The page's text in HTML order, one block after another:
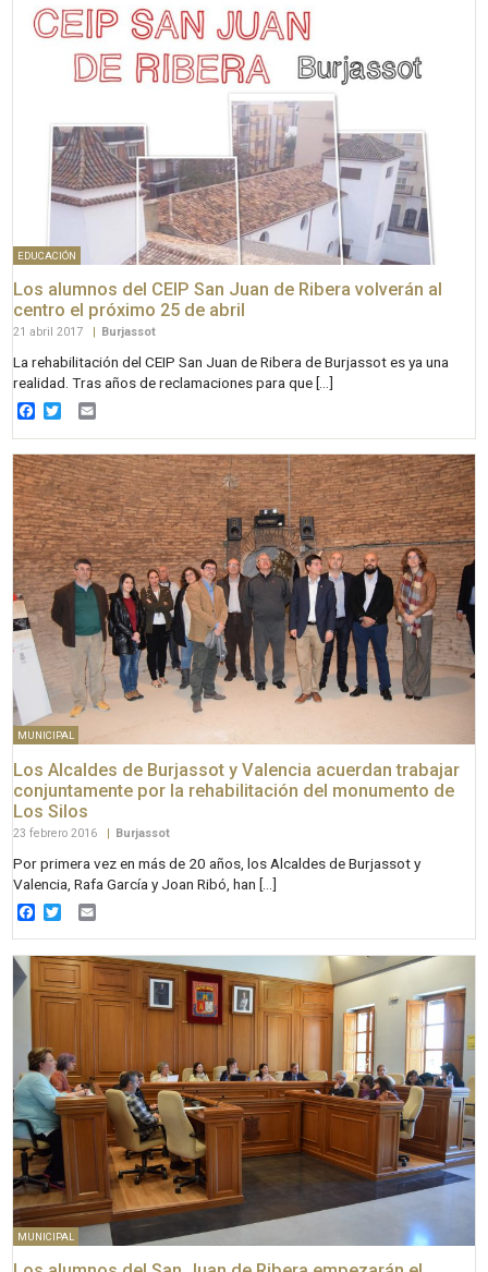
EDUCACIÓN
Los alumnos del CEIP San Juan de Ribera volverán al
centro el próximo 25 de abril
21 abril 2017 Burjassot
La rehabilitación del CEIP San Juan de Ribera de Burjassot es ya una
realidad. Tras años de reclamaciones para que […]
Facebook
Twitter
MUNICIPAL
Los Alcaldes de Burjassot y Valencia acuerdan trabajar
conjuntamente por la rehabilitación del monumento de
Los Silos
23 febrero 2016 | Burjassot
Por primera vez en más de 20 años, los Alcaldes de Burjassot y
Valencia, Rafa García y Joan Ribó, han […]
Facebook
Twitter
MUNICIPAL